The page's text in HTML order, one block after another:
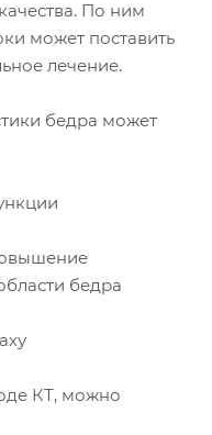
По ним
может поставить
лечение.
бедра может
бедра
КТ, можно